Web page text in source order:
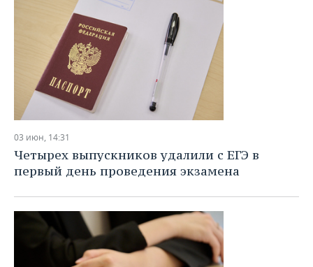
03 июн, 14:31
Четырех выпускников удалили с ЕГЭ в
первый день проведения экзамена